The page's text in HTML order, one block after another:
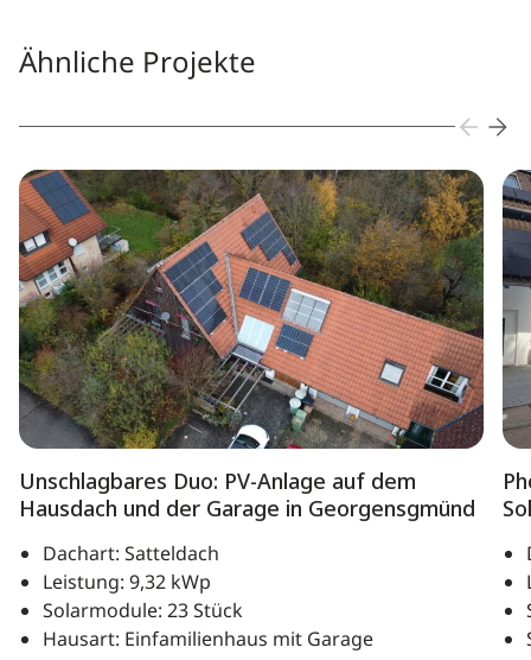
Ähnliche Projekte
Unschlagbares Duo: PV-Anlage auf dem
Hausdach und der Garage in Georgensgmünd
Dachart: Satteldach
Leistung: 9,32 kWp
Solarmodule: 23 Stück
Hausart: Einfamilienhaus mit Garage